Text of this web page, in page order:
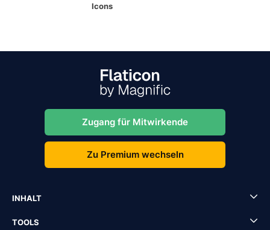
Icons
Zugang für Mitwirkende
Zu Premium wechseln
INHALT
TOOLS